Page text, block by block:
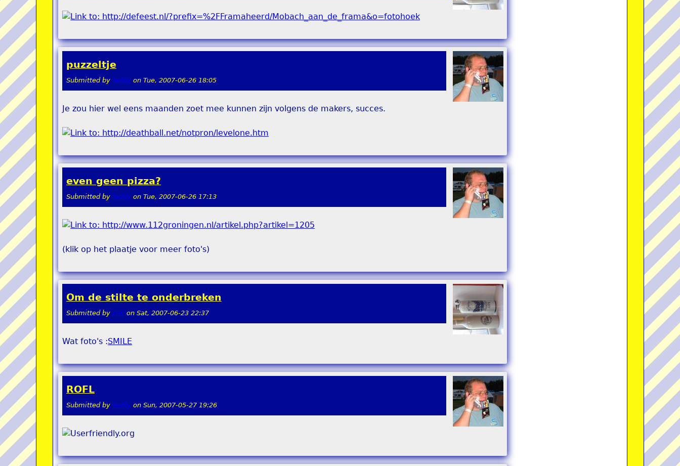
puzzeltje
Submitted by teddy on Tue, 2007-06-26 18:05
Je zou hier wel eens maanden zoet mee kunnen zijn volgens de makers, succes.
even geen pizza?
Submitted by teddy on Tue, 2007-06-26 17:13
(klik op het plaatje voor meer foto's)
Om de stilte te onderbreken
Submitted by stel on Sat, 2007-06-23 22:37
Wat foto's :SMILE
ROFL
Submitted by teddy on Sun, 2007-05-27 19:26